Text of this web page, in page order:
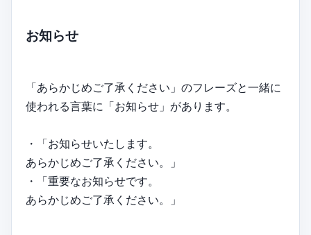
お知らせ
「あらかじめご了承ください」のフレーズと一緒に
使われる言葉に「お知らせ」があります。
・「お知らせいたします。
あらかじめご了承ください。」
・「重要なお知らせです。
あらかじめご了承ください。」